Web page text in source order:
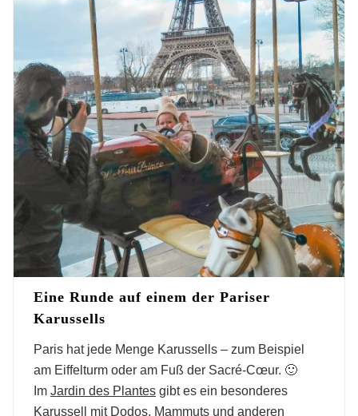
Eine Runde auf einem der Pariser
Karussells
Paris hat jede Menge Karussells – zum Beispiel
am Eiffelturm oder am Fuß der Sacré-Cœur. 🙂
Im Jardin des Plantes gibt es ein besonderes
Karussell mit Dodos, Mammuts und anderen